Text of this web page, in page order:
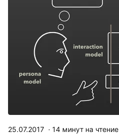
25.07.2017 · 14 минут на чтение